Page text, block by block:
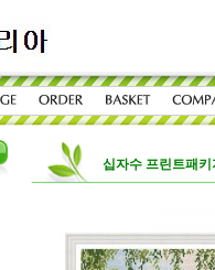
십자수 프린트패키